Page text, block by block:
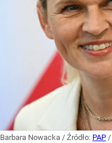
Barbara Nowacka / Źródło: PAP /